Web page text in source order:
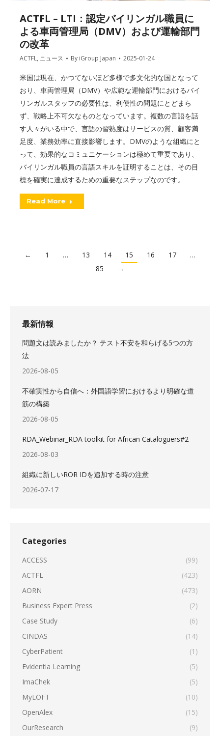
ACTFL – LTI：認定バイリンガル職員に
よる車両管理局（DMV）および運輸部門
の改革
ACTFL, ニュース By iGroup Japan 2025-01-24
米国は現在、かつてないほど多様で多文化的な国となって
おり、車両管理局（DMV）や広範な運輸部門におけるバイ
リンガルスタッフの必要性は、利便性の問題にとどまら
ず、戦略上不可欠なものとなっています。複数の言語を話
す人々がいる中で、言語の習熟度はサービスの質、顧客満
足度、業務効率に直接影響します。DMVのような組織にと
って、効果的なコミュニケーションは極めて重要であり、
バイリンガル職員の言語スキルを証明することは、その目
標を確実に達成するための重要なステップなのです。
Read More
← 1 … 13 14 15 16 17
…
85
→
最新情報
問題文は読みましたか？ テスト不安を和らげる5つの方
法
2026-08-05
不確実性から自信へ：外国語学習におけるより明確な道
筋の構築
2026-08-05
RDA_Webinar_RDA toolkit for African Cataloguers#2
2026-08-03
組織に新しいROR IDを追加する時の注意
2026-07-17
Categories
ACCESS
(99)
ACTFL
(423)
AORN
(473)
Business Expert Press
(2)
Case Study
(6)
CINDAS
(14)
CyberPatient
(1)
Evidentia Learning
(5)
ImaChek
(5)
MyLOFT
(10)
OpenAlex
(15)
OurResearch
(9)